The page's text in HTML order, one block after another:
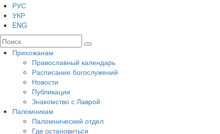
РУС
УКР
ENG
Прихожанам
Православный календарь
Расписание богослужений
Новости
Публикации
Знакомство с Лаврой
Паломникам
Паломнический отдел
Где остановиться